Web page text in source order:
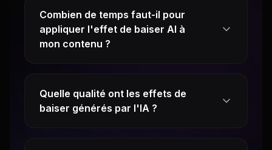
Combien de temps faut-il pour
appliquer l'effet de baiser AI à
mon contenu ?
Quelle qualité ont les effets de
baiser générés par l'IA ?